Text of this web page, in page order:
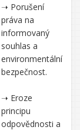
➝ Porušení
práva na
informovaný
souhlas a
environmentální
bezpečnost.
➝ Eroze
principu
odpovědnosti a